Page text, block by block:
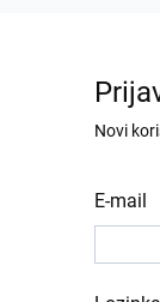
Novi
E-mail